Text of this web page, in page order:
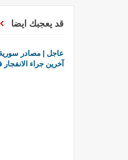
قد يعجبك ايضا
آخرين جراء